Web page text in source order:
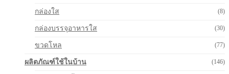
กล่องใส (8)
กล่องบรรจุอาหารใส (30)
ขวดโหล (77)
ผลิตภัณฑ์ใช้ในบ้าน (146)